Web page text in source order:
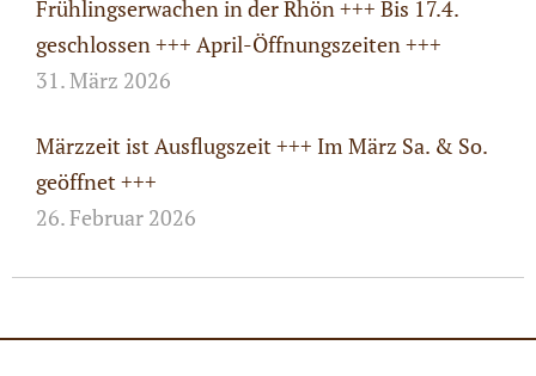
Frühlingserwachen in der Rhön +++ Bis 17.4.
geschlossen +++ April-Öffnungszeiten +++
31. März 2026
Märzzeit ist Ausflugszeit +++ Im März Sa. & So.
geöffnet +++
26. Februar 2026